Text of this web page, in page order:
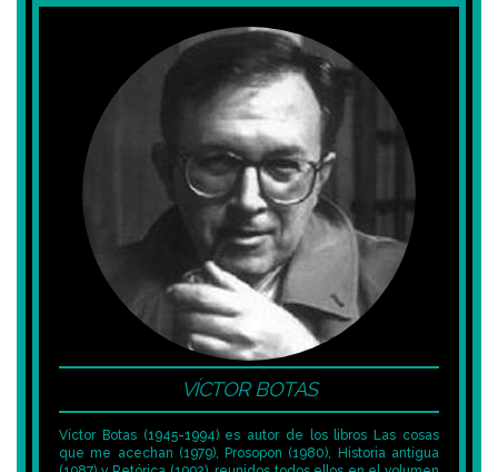
VÍCTOR BOTAS
Víctor Botas (1945-1994) es autor de los libros Las cosas
que me acechan (1979), Prosopon (1980), Historia antigua